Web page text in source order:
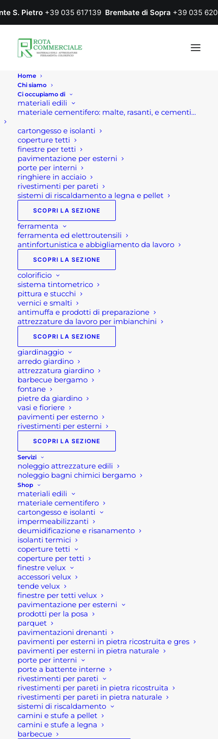
S. Pietro +39 035 617139 Brembate di Sopra +39 035
Home
Chi siamo
Ci occupiamo di
materiali edili
materiale cementifero: malte, rasanti, e cementi…
cartongesso e isolanti
coperture tetti
finestre per tetti
pavimentazione per esterni
porte per interni
ringhiere in acciaio
rivestimenti per pareti
sistemi di riscaldamento a legna e pellet
SCOPRI LA SEZIONE
ferramenta
ferramenta ed elettroutensili
antinfortunistica e abbigliamento da lavoro
SCOPRI LA SEZIONE
colorificio
sistema tintometrico
pittura e stucchi
vernici e smalti
antimuffa e prodotti di preparazione
attrezzature da lavoro per imbianchini
SCOPRI LA SEZIONE
giardinaggio
arredo giardino
attrezzatura giardino
barbecue bergamo
fontane
pietre da giardino
vasi e fioriere
pavimenti per esterno
rivestimenti per esterni
SCOPRI LA SEZIONE
Servizi
noleggio attrezzature edili
noleggio bagni chimici bergamo
Shop
materiali edili
materiale cementifero
cartongesso e isolanti
impermeabilizzanti
deumidificazione e risanamento
isolanti termici
coperture tetti
coperture per tetti
finestre velux
accessori velux
tende velux
finestre per tetti velux
pavimentazione per esterni
prodotti per la posa
parquet
pavimentazioni drenanti
pavimenti per esterni in pietra ricostruita e gres
pavimenti per esterni in pietra naturale
porte per interni
porte a battente interne
rivestimenti per pareti
rivestimenti per pareti in pietra ricostruita
rivestimenti per pareti in pietra naturale
sistemi di riscaldamento
camini e stufe a pellet
camini e stufe a legna
barbecue
VASO ORNAMENTALE
BASODINO
116,00€
Vaso ornamentale da
esterno Basodino
Vaso ornamentale da esterno modello
Basodino. Calice in cemento e granulato di
marmo.
Caratteristiche tecniche:
Peso:96 kg
Dimensioni: 72 × 72 × 70 cm
Materiale: Cemento
Ambiente: Giardino, Terrazzo
Finitura: Anticato
Colore: Grigio
Se per qualsiasi ragione non riuscissi a
completare l’ordine o avessi dei dubbi prima di
effettuare il pagamento contattaci dalle 09 alle 12
e dalle 14 alle 17, ti offriremo tutto il supporto
necessario per aiutarti nella procedura di
acquisto!